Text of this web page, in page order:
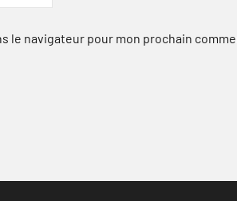
le navigateur pour mon prochain